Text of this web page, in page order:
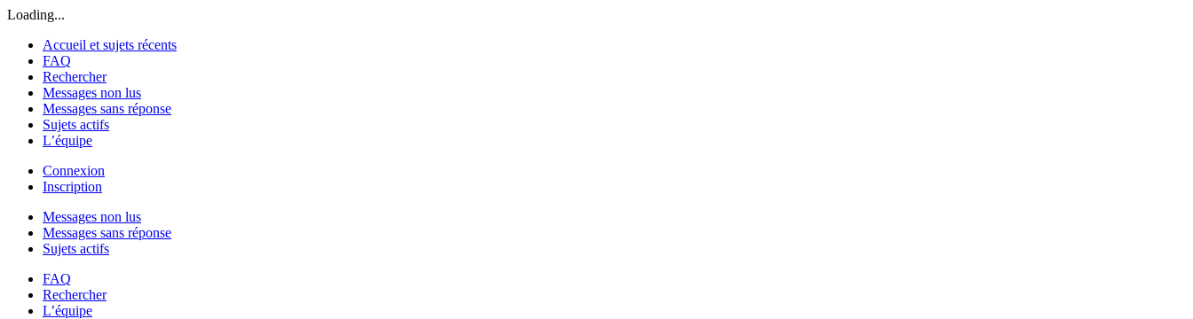
Loading...
Accueil et sujets récents
FAQ
Rechercher
Messages non lus
Messages sans réponse
Sujets actifs
L’équipe
Connexion
Inscription
Messages non lus
Messages sans réponse
Sujets actifs
FAQ
Rechercher
L’équipe